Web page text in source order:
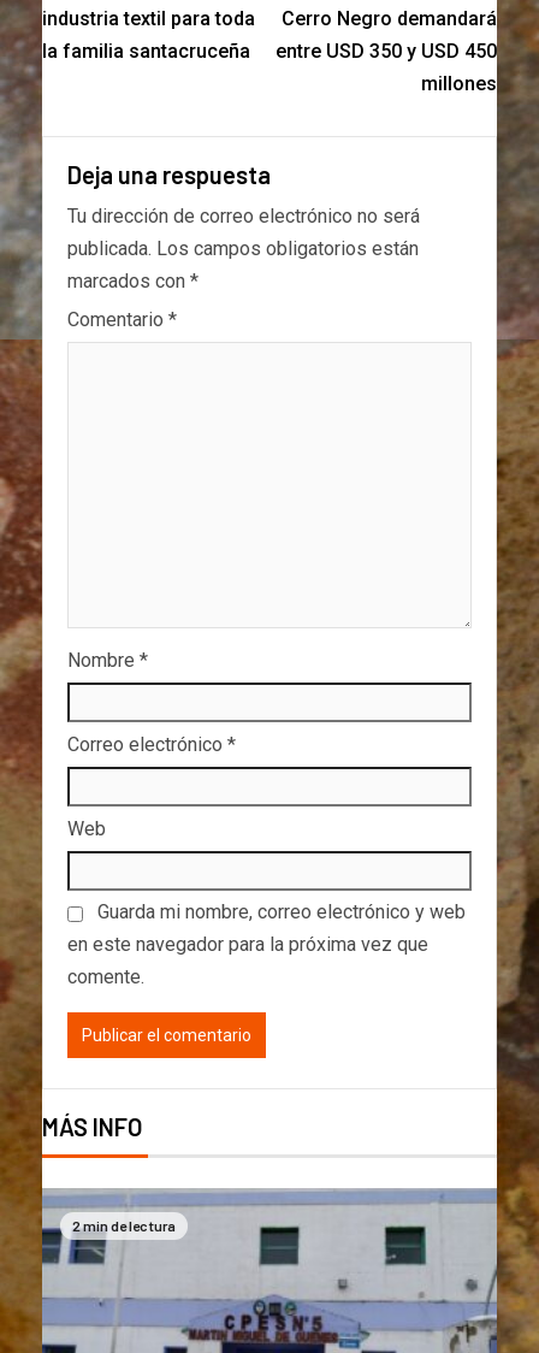
industria textil para toda
la familia santacruceña
Cerro Negro demandará
entre USD 350 y USD 450
millones
Deja una respuesta
Tu dirección de correo electrónico no será
publicada. Los campos obligatorios están
marcados con *
Comentario *
Nombre *
Correo electrónico *
Web
Guarda mi nombre, correo electrónico y web
en este navegador para la próxima vez que
comente.
MÁS INFO
2 min de lectura